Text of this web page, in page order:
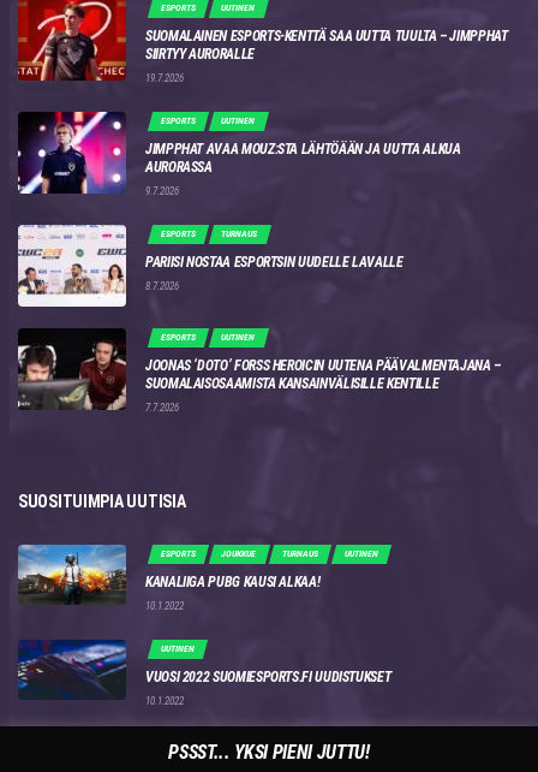
ESPORTS UUTINEN
SUOMALAINEN ESPORTS-KENTTÄ SAA UUTTA TUULTA – JIMPPHAT
SIIRTYY AURORALLE
19.7.2026
ESPORTS UUTINEN
JIMPPHAT AVAA MOUZ:STA LÄHTÖÄÄN JA UUTTA ALKUA
AURORASSA
9.7.2026
ESPORTS TURNAUS
PARIISI NOSTAA ESPORTSIN UUDELLE LAVALLE
8.7.2026
ESPORTS UUTINEN
JOONAS ‘DOTO’ FORSS HEROICIN UUTENA PÄÄVALMENTAJANA –
SUOMALAISOSAAMISTA KANSAINVÄLISILLE KENTILLE
7.7.2026
SUOSITUIMPIA UUTISIA
ESPORTS JOUKKUE TURNAUS UUTINEN
KANALIIGA PUBG KAUSI ALKAA!
10.1.2022
UUTINEN
VUOSI 2022 SUOMIESPORTS.FI UUDISTUKSET
10.1.2022
COUNTER STRIKE - GLOBAL OFFENSIVE ESPORTS
PSSST... YKSI PIENI JUTTU!